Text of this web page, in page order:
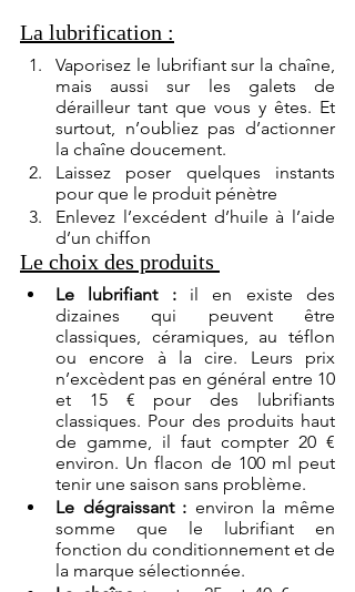
La lubrification :
Vaporisez le lubrifiant sur la chaîne,
mais aussi sur les galets de
dérailleur tant que vous y êtes. Et
surtout, n’oubliez pas d’actionner
la chaîne doucement.
Laissez poser quelques instants
pour que le produit pénètre
Enlevez l’excédent d’huile à l’aide
d’un chiffon
Le choix des produits
Le lubrifiant : il en existe des
dizaines qui peuvent être
classiques, céramiques, au téflon
ou encore à la cire. Leurs prix
n’excèdent pas en général entre 10
et 15 € pour des lubrifiants
classiques. Pour des produits haut
de gamme, il faut compter 20 €
environ. Un flacon de 100 ml peut
tenir une saison sans problème.
Le dégraissant : environ la même
somme que le lubrifiant en
fonction du conditionnement et de
la marque sélectionnée.